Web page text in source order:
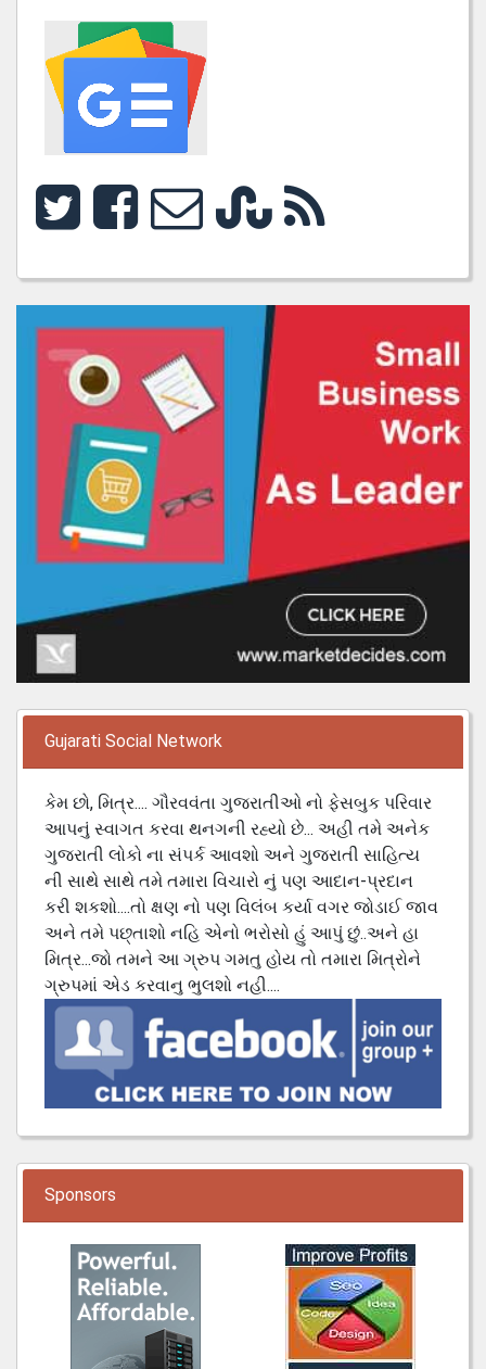
Gujarati Social Network
કેમ છો, મિત્ર.... ગૌરવવંતા ગુજરાતીઓ નો ફેસબુક પરિવાર
આપનું સ્વાગત કરવા થનગની રહ્યો છે... અહી તમે અનેક
ગુજરાતી લોકો ના સંપર્ક આવશો અને ગુજરાતી સાહિત્ય
ની સાથે સાથે તમે તમારા વિચારો નું પણ આદાન-પ્રદાન
કરી શકશો....તો ક્ષણ નો પણ વિલંબ કર્યા વગર જોડાઈ જાવ
અને તમે પછ્તાશો નહિ એનો ભરોસો હું આપું છું..અને હા
મિત્ર...જો તમને આ ગ્રુપ ગમતુ હોય તો તમારા મિત્રોને
ગ્રુપમાં એડ કરવાનુ ભુલશો નહી....
Sponsors